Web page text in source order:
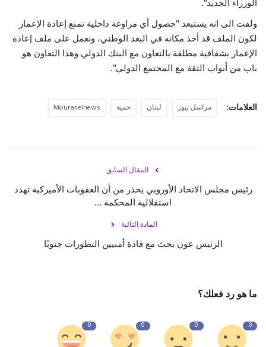
الوزراء الجديد".
ولفت الى انه يستبعد "حصول أي مراوغة داخلية تمنع إعادة الإعمار
لكون الملف قد أخذ مكانه في البعد الوطني، ونعمل على ملف إعادة
الإعمار بشفافية مطلقة بالتعاون مع البنك الدولي وهذا التعاون هو
باب من أبواب الثقة مع المجتمع الدولي".
العلامات: مراسل نيوز لبنان حمية Mouraselnews
المقال السابق
رئيس مجلس الاتحاد الأوروبي يحذر من أن العقوبات الأميركية تهدد
استقلالية المحكمة ...
المادة التالية
الرئيس عون بحث مع قادة أمنيين التطورات جنوبًا
ما هو رد فعلك؟
0
0
0
0